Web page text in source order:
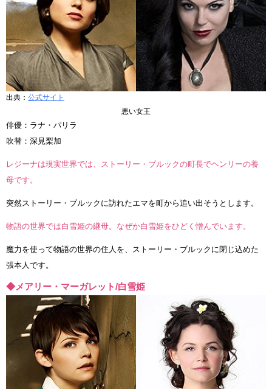
出典： 公式サイト
悪い女王
俳優：ラナ・パリラ
吹替：深見梨加
レジーナは現実世界では、ストーリー・ブルックの町長でヘンリーの養
母です。
突然ストーリー・ブルックに訪れたエマを町から追い出そうとします。
物語の世界では白雪姫の継母。なぜか白雪姫をひどく憎んでいます。
魔力を使って物語の世界の住人を、ストーリー・ブルックに閉じ込めた
張本人です。
◆メアリー・マーガレット/白雪姫